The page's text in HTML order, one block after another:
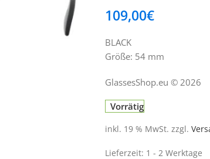
109,00€
BLACK
Größe: 54 mm
GlassesShop.eu © 2026
Vorrätig
inkl. 19 % MwSt. zzgl.
Lieferzeit: 1 - 2 Werktage